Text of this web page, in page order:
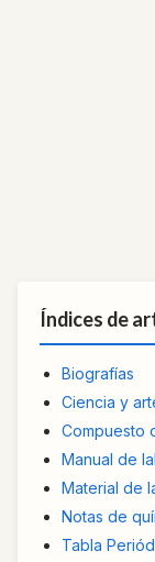
Índices de
Biografías
Ciencia y
Compuesto
Manual de
Material de
Notas de
Tabla